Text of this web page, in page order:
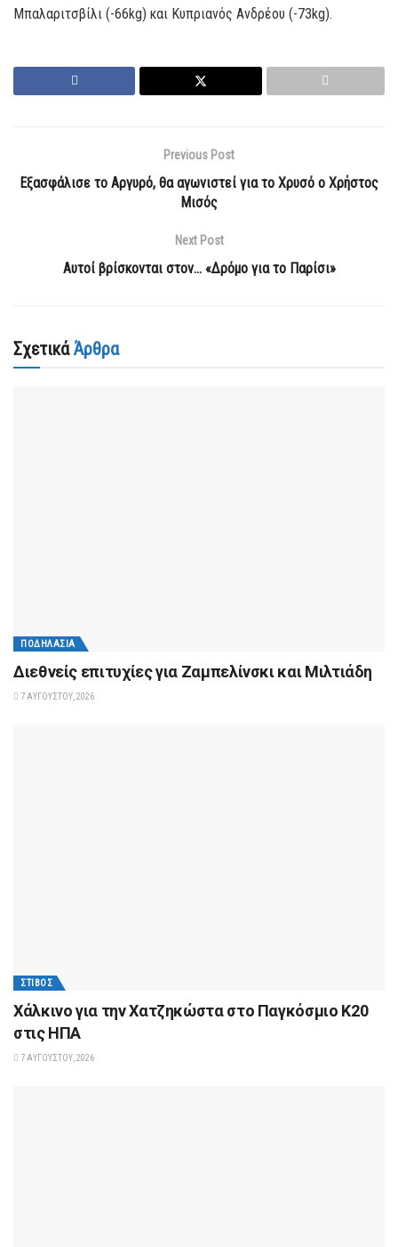
Μπαλαριτσβίλι (-66kg) και Κυπριανός Ανδρέου (-73kg).
Previous Post
Εξασφάλισε το Αργυρό, θα αγωνιστεί για το Χρυσό ο Χρήστος
Μισός
Next Post
Αυτοί βρίσκονται στον… «Δρόμο για το Παρίσι»
ΣχετικάΆρθρα
ΠΟΔΗΛΑΣΊΑ
Διεθνείς επιτυχίες για Ζαμπελίνσκι και Μιλτιάδη
7 ΑΥΓΟΎΣΤΟΥ, 2026
ΣΤΊΒΟΣ
Xάλκινο για την Χατζηκώστα στο Παγκόσμιο Κ20
στις ΗΠΑ
7 ΑΥΓΟΎΣΤΟΥ, 2026